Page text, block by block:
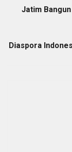
Jatim
Diaspora